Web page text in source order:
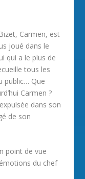
Carmen, est
joué dans le
qui a le plus de
tous les
public… Que
Carmen ?
dans son
de son
point de vue
du chef